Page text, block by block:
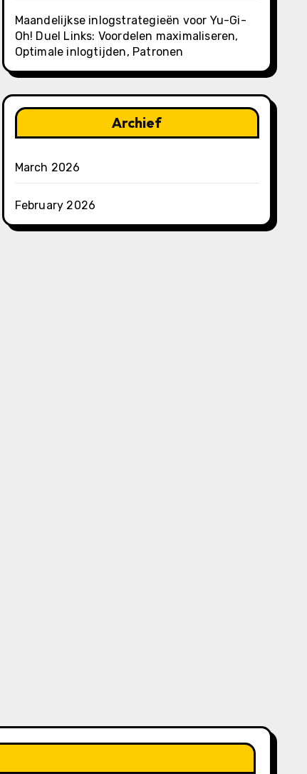
Maandelijkse inlogstrategieën voor Yu-Gi-
Oh! Duel Links: Voordelen maximaliseren,
Optimale inlogtijden, Patronen
Archief
March 2026
February 2026